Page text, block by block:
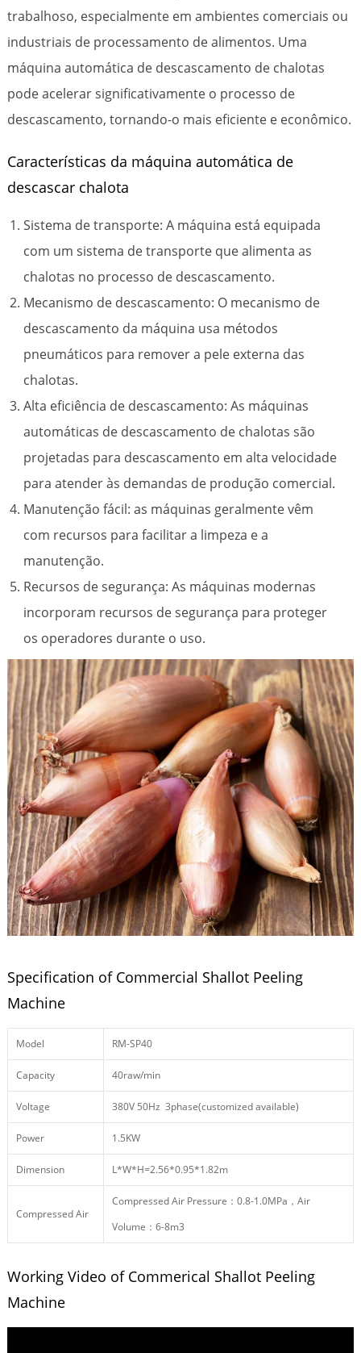
trabalhoso, especialmente em ambientes comerciais ou
industriais de processamento de alimentos. Uma
máquina automática de descascamento de chalotas
pode acelerar significativamente o processo de
descascamento, tornando-o mais eficiente e econômico.
Características da máquina automática de
descascar chalota
Sistema de transporte: A máquina está equipada
com um sistema de transporte que alimenta as
chalotas no processo de descascamento.
Mecanismo de descascamento: O mecanismo de
descascamento da máquina usa métodos
pneumáticos para remover a pele externa das
chalotas.
Alta eficiência de descascamento: As máquinas
automáticas de descascamento de chalotas são
projetadas para descascamento em alta velocidade
para atender às demandas de produção comercial.
Manutenção fácil: as máquinas geralmente vêm
com recursos para facilitar a limpeza e a
manutenção.
Recursos de segurança: As máquinas modernas
incorporam recursos de segurança para proteger
os operadores durante o uso.
Specification of Commercial Shallot Peeling
Machine
Model RM-SP40
Capacity 40raw/min
Voltage 380V 50Hz 3phase(customized available)
Power 1.5KW
Dimension L*W*H=2.56*0.95*1.82m
Compressed Air
Compressed Air Pressure：0.8-1.0MPa，Air
Volume：6-8m3
Working Video of Commerical Shallot Peeling
Machine